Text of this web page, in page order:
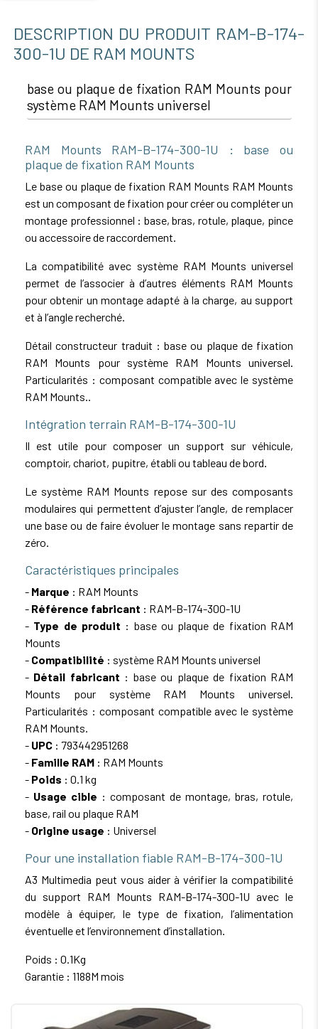
DESCRIPTION DU PRODUIT RAM-B-174-
300-1U DE RAM MOUNTS
base ou plaque de fixation RAM Mounts pour
système RAM Mounts universel
RAM Mounts RAM-B-174-300-1U : base ou
plaque de fixation RAM Mounts
Le base ou plaque de fixation RAM Mounts RAM Mounts
est un composant de fixation pour créer ou compléter un
montage professionnel : base, bras, rotule, plaque, pince
ou accessoire de raccordement.
La compatibilité avec système RAM Mounts universel
permet de l’associer à d’autres éléments RAM Mounts
pour obtenir un montage adapté à la charge, au support
et à l’angle recherché.
Détail constructeur traduit : base ou plaque de fixation
RAM Mounts pour système RAM Mounts universel.
Particularités : composant compatible avec le système
RAM Mounts..
Intégration terrain RAM-B-174-300-1U
Il est utile pour composer un support sur véhicule,
comptoir, chariot, pupitre, établi ou tableau de bord.
Le système RAM Mounts repose sur des composants
modulaires qui permettent d’ajuster l’angle, de remplacer
une base ou de faire évoluer le montage sans repartir de
zéro.
Caractéristiques principales
- Marque : RAM Mounts
- Référence fabricant : RAM-B-174-300-1U
- Type de produit : base ou plaque de fixation RAM
Mounts
- Compatibilité : système RAM Mounts universel
- Détail fabricant : base ou plaque de fixation RAM
Mounts pour système RAM Mounts universel.
Particularités : composant compatible avec le système
RAM Mounts.
- UPC : 793442951268
- Famille RAM : RAM Mounts
- Poids : 0.1 kg
- Usage cible : composant de montage, bras, rotule,
base, rail ou plaque RAM
- Origine usage : Universel
Pour une installation fiable RAM-B-174-300-1U
A3 Multimedia peut vous aider à vérifier la compatibilité
du support RAM Mounts RAM-B-174-300-1U avec le
modèle à équiper, le type de fixation, l’alimentation
éventuelle et l’environnement d’installation.
Poids : 0.1Kg
Garantie : 1188M mois